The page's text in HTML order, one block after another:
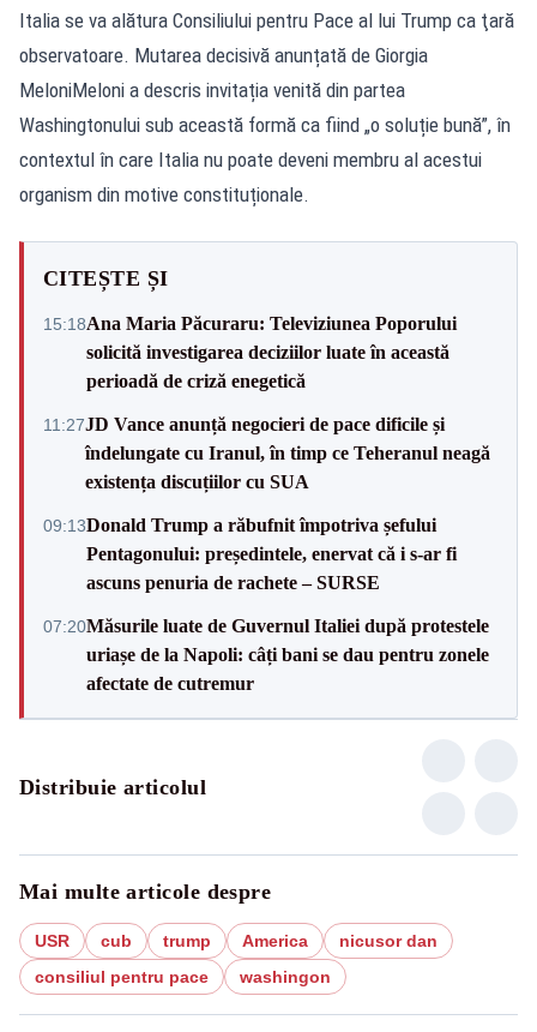
Italia se va alătura Consiliului pentru Pace al lui Trump ca ţară
observatoare. Mutarea decisivă anunțată de Giorgia
MeloniMeloni a descris invitația venită din partea
Washingtonului sub această formă ca fiind „o soluție bună”, în
contextul în care Italia nu poate deveni membru al acestui
organism din motive constituționale.
CITEȘTE ȘI
15:18Ana Maria Păcuraru: Televiziunea Poporului
solicită investigarea deciziilor luate în această
perioadă de criză enegetică
11:27JD Vance anunță negocieri de pace dificile și
îndelungate cu Iranul, în timp ce Teheranul neagă
existența discuțiilor cu SUA
09:13Donald Trump a răbufnit împotriva șefului
Pentagonului: președintele, enervat că i s-ar fi
ascuns penuria de rachete – SURSE
07:20Măsurile luate de Guvernul Italiei după protestele
uriașe de la Napoli: câți bani se dau pentru zonele
afectate de cutremur
Distribuie articolul
Mai multe articole despre
USR cub trump America
nicusor dan
consiliul pentru pace
washingon